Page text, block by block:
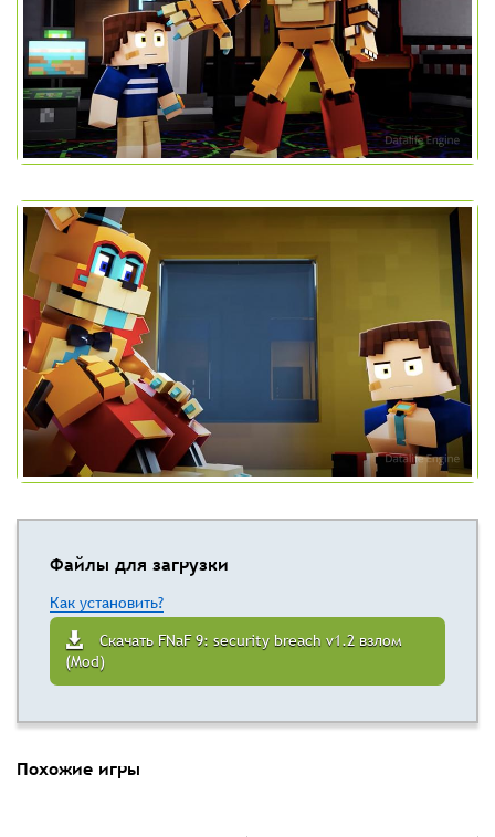
Файлы для загрузки
Как установить?
Скачать FNaF 9: security breach v1.2 взлом
(Mod)
Похожие игры